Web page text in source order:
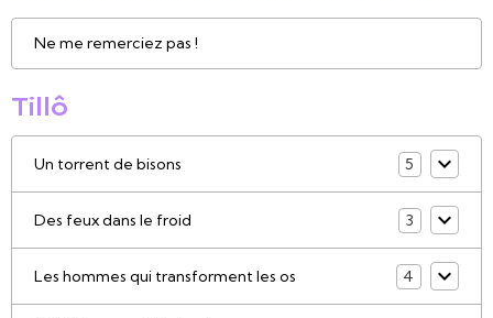
Ne me remerciez pas !
Tillô
Un torrent de bisons 5
Des feux dans le froid 3
Les hommes qui transforment les os 4